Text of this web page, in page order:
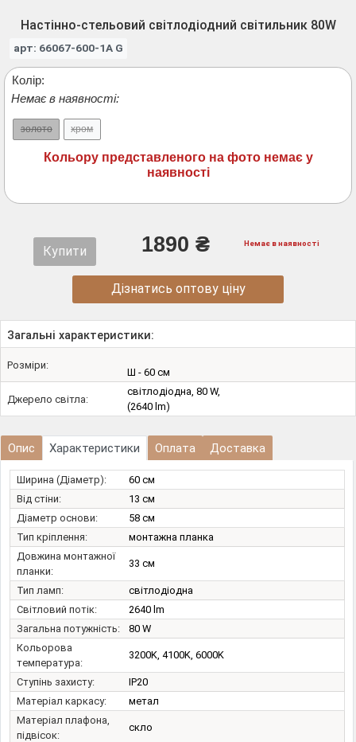
Настінно-стельовий світлодіодний світильник 80W
арт: 66067-600-1A G
Колір:
Немає в наявності:
золото хром
Кольору представленого на фото немає у
наявності
Купити 1890 ₴ Немає в наявності
Дізнатись оптову ціну
Загальні характеристики:
Розміри:
Ш - 60 см
Джерело світла:
світлодіодна, 80 W,
(2640 lm)
Опис Характеристики Оплата Доставка
Ширина (Діаметр):
60 см
Від стіни:
13 см
Діаметр основи:
58 см
Тип кріплення:
монтажна планка
Довжина монтажної
планки:
33 см
Тип ламп:
світлодіодна
Світловий потік:
2640 lm
Загальна потужність:
80 W
Кольорова
температура:
3200K, 4100K, 6000K
Ступінь захисту:
IP20
Матеріал каркасу:
метал
Матеріал плафона,
підвісок:
скло